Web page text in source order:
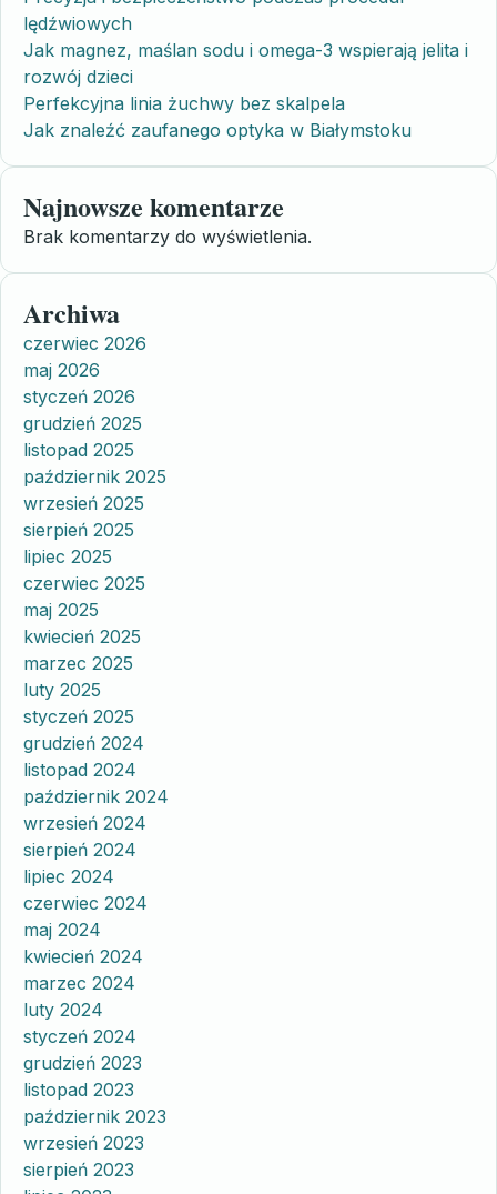
lędźwiowych
Jak magnez, maślan sodu i omega-3 wspierają jelita i
rozwój dzieci
Perfekcyjna linia żuchwy bez skalpela
Jak znaleźć zaufanego optyka w Białymstoku
Najnowsze komentarze
Brak komentarzy do wyświetlenia.
Archiwa
czerwiec 2026
maj 2026
styczeń 2026
grudzień 2025
listopad 2025
październik 2025
wrzesień 2025
sierpień 2025
lipiec 2025
czerwiec 2025
maj 2025
kwiecień 2025
marzec 2025
luty 2025
styczeń 2025
grudzień 2024
listopad 2024
październik 2024
wrzesień 2024
sierpień 2024
lipiec 2024
czerwiec 2024
maj 2024
kwiecień 2024
marzec 2024
luty 2024
styczeń 2024
grudzień 2023
listopad 2023
październik 2023
wrzesień 2023
sierpień 2023